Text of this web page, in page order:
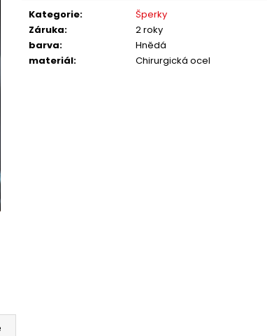
cena:
Kategorie:
Šperky
Záruka:
2 roky
barva:
Hnědá
materiál: Chirurgická ocel